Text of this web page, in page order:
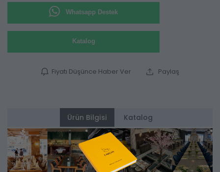
Whatsapp Destek
Katalog
Fiyatı Düşünce Haber Ver Paylaş
Ürün Bilgisi Katalog
Alternatifler